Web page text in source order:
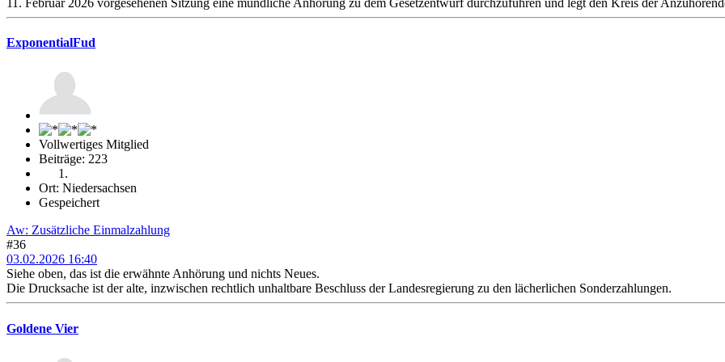
ExponentialFud
Vollwertiges Mitglied
Beiträge: 223
Ort: Niedersachsen
Gespeichert
Aw: Zusätzliche Einmalzahlung
#36
03.02.2026 16:40
Siehe oben, das ist die erwähnte Anhörung und nichts Neues.
Die Drucksache ist der alte, inzwischen rechtlich unhaltbare Beschluss der Landesregierung zu den lächerlichen Sonderzahlungen.
Goldene Vier